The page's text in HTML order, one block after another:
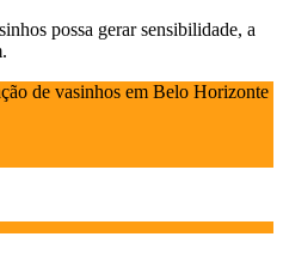
possa gerar sensibilidade, a
de vasinhos em Belo Horizonte